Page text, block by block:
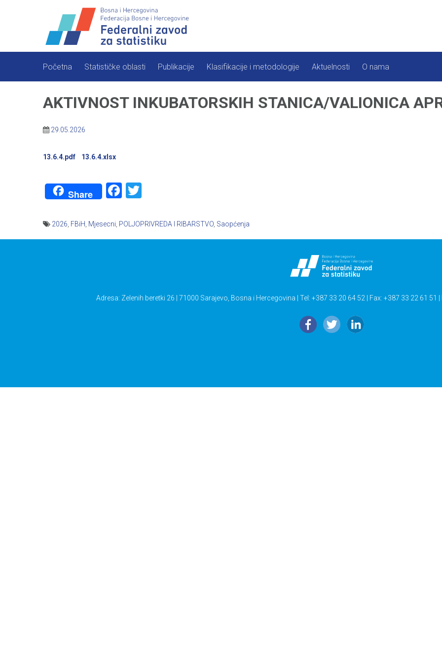
Početna Statističke oblasti Publikacije Klasifikacije i metodologije Aktuelnosti O nama
AKTIVNOST INKUBATORSKIH STANICA/VALIONICA
29.05.2026
13.6.4.pdf 13.6.4.xlsx
Share Facebook
2026 FBiH Mjesecni POLJOPRIVREDA I RIBARSTVO Saopćenja
Adresa: Zelenih beretki 26 | 71000 Sarajevo, Bosna i Hercegovina | Tel: +387 33 20 64 52 | Fax: +387 33 22 61 51 |